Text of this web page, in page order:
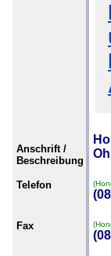
Anschrift /
Beschreibung
Telefon
Fax